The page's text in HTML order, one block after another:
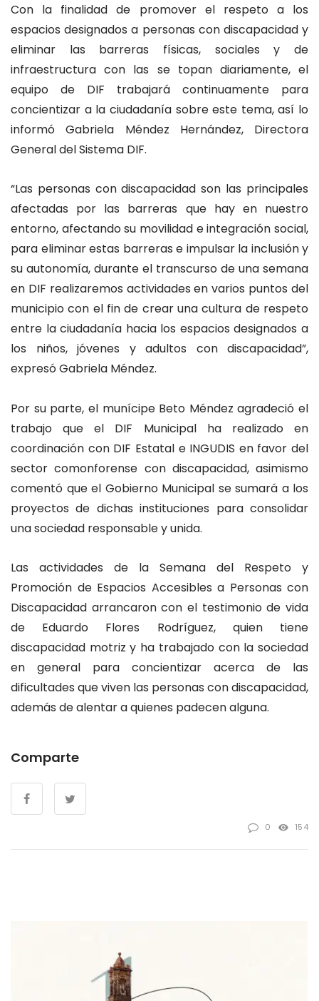
Con la finalidad de promover el respeto a los
espacios designados a personas con discapacidad y
eliminar las barreras físicas, sociales y de
infraestructura con las se topan diariamente, el
equipo de DIF trabajará continuamente para
concientizar a la ciudadanía sobre este tema, así lo
informó Gabriela Méndez Hernández, Directora
General del Sistema DIF.
“Las personas con discapacidad son las principales
afectadas por las barreras que hay en nuestro
entorno, afectando su movilidad e integración social,
para eliminar estas barreras e impulsar la inclusión y
su autonomía, durante el transcurso de una semana
en DIF realizaremos actividades en varios puntos del
municipio con el fin de crear una cultura de respeto
entre la ciudadanía hacia los espacios designados a
los niños, jóvenes y adultos con discapacidad”,
expresó Gabriela Méndez.
Por su parte, el munícipe Beto Méndez agradeció el
trabajo que el DIF Municipal ha realizado en
coordinación con DIF Estatal e INGUDIS en favor del
sector comonforense con discapacidad, asimismo
comentó que el Gobierno Municipal se sumará a los
proyectos de dichas instituciones para consolidar
una sociedad responsable y unida.
Las actividades de la Semana del Respeto y
Promoción de Espacios Accesibles a Personas con
Discapacidad arrancaron con el testimonio de vida
de Eduardo Flores Rodríguez, quien tiene
discapacidad motriz y ha trabajado con la sociedad
en general para concientizar acerca de las
dificultades que viven las personas con discapacidad,
además de alentar a quienes padecen alguna.
Comparte
0 154